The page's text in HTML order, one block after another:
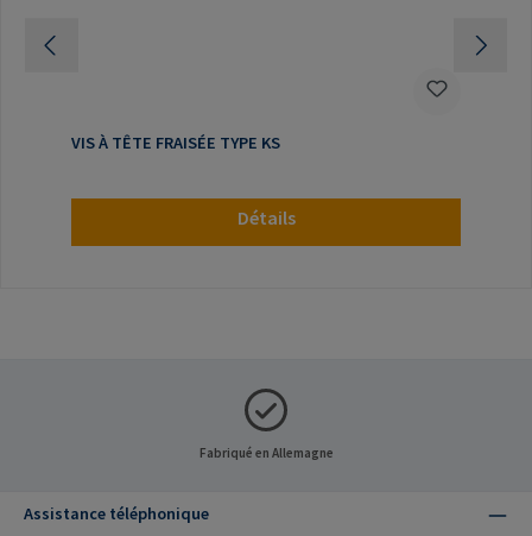
VIS À TÊTE FRAISÉE TYPE KS
Détails
Fabriqué en Allemagne
Assistance téléphonique